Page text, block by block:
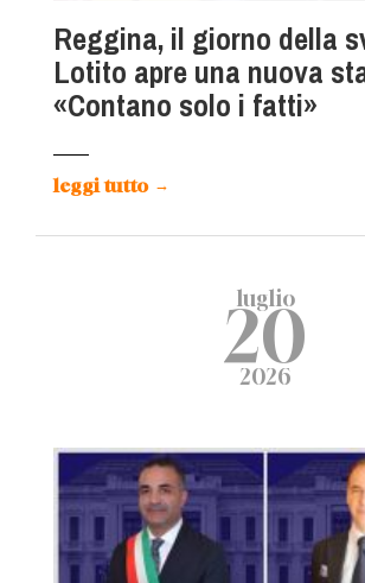
Reggina, il giorno della
Lotito apre una nuova
«Contano solo i fatti»
leggi tutto →
luglio
20
2026